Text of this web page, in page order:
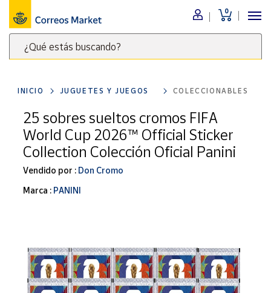
0
¿Qué estás buscando?
clave
para
buscar
productos
Correos
Menú
Nuestro
catálogo
Alimentación
Bebidas
Ocio y cultura
Juguetes y
juegos
Libros y
Tienda de
Correos
Artesanía
INICIO JUGUETES Y JUEGOS COLECCIONABLES
25 sobres sueltos cromos FIFA
World Cup 2026™ Official Sticker
Collection Colección Oficial Panini
Vendido por : Don Cromo
Marca : PANINI